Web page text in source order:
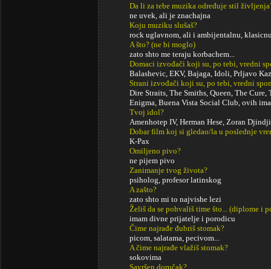
Da li za tebe muzika određuje stil
ne uvek, ali je znachajna
Koju muziku slušaš?
rock uglavnom, ali i ambijentalnu,
A što? (ne bi moglo)
zato shto me teraju korbachem...
Domaci izvođači koji su, po tebi, vredni
Balashevic, EKV, Bajaga, Idoli, Prljavo
Strani izvođači koji su, po tebi, vredni
Dire Straits, The Smiths, Queen, The
Enigma, Buena Vista Social Club, ovih
Tvoj idol?
Amenhotep IV, Herman Hese, Zoran
Dobar film koj si gledao/la u poslednje
K-Pax
Omiljeno pivo?
ne pijem pivo
Zanimanje tvog života?
psiholog, profesor latinskog
A zašto?
zato shto mi to najvishe lezi
Želiš da se pohvališ time što... (diplome i
imam divne prijatelje i porodicu
Čime najrađe đubriš stomak?
picom, salatama, pecivom...
A čime najrađe vlažiš stomak?
sokovima
Savršen doručak?